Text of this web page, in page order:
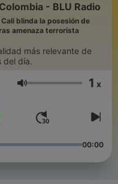
- BLU Radio
blinda la posesión de
amenaza terrorista
más relevante de
del día.
Volumen 1 x
00:00